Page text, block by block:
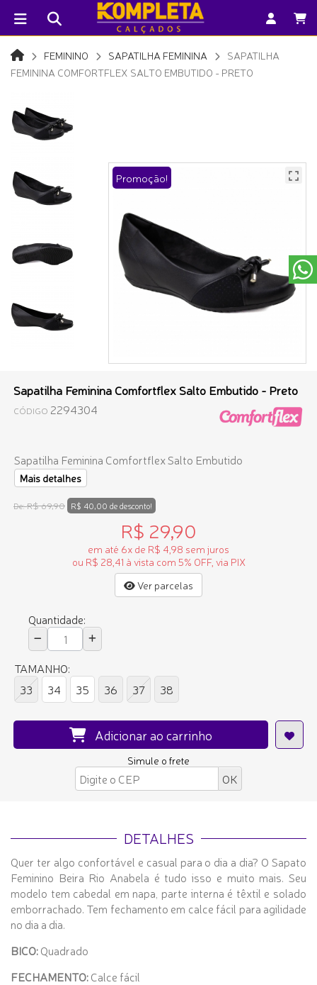
FEMININO SAPATILHA FEMININA
SAPATILHA
FEMININA COMFORTFLEX SALTO EMBUTIDO - PRETO
Promoção!
Sapatilha Feminina Comfortflex Salto Embutido - Preto
CÓDIGO 2294304
Sapatilha Feminina Comfortflex Salto Embutido
Mais detalhes
De:R$ 69,90 R$ 40,00 de desconto!
R$ 29,90
em até 6x de R$ 4,98 sem juros
ou R$ 28,41 à vista com 5% OFF, via PIX
Ver parcelas
Quantidade:
TAMANHO:
33
34 35 36 37 38
Adicionar ao carrinho
Simule o frete
DETALHES
Quer ter algo confortável e casual para o dia a dia? O Sapato
Feminino Beira Rio Anabela é tudo isso e muito mais. Seu
modelo tem cabedal em napa, parte interna é têxtil e solado
emborrachado. Tem fechamento em calce fácil para agilidade
no dia a dia.
BICO:Quadrado
FECHAMENTO:Calce fácil